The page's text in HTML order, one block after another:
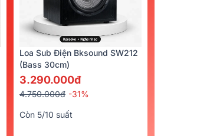
Loa Sub Điện Bksound SW212
(bass 30cm)
3.290.000đ
4.750.000đ -31%
Còn 5/10 suất